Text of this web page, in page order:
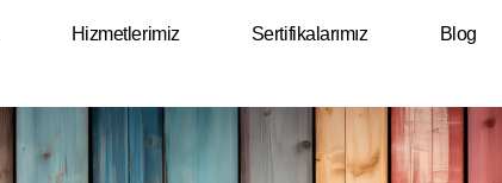
Hizmetlerimiz Sertifikalarımız Blog